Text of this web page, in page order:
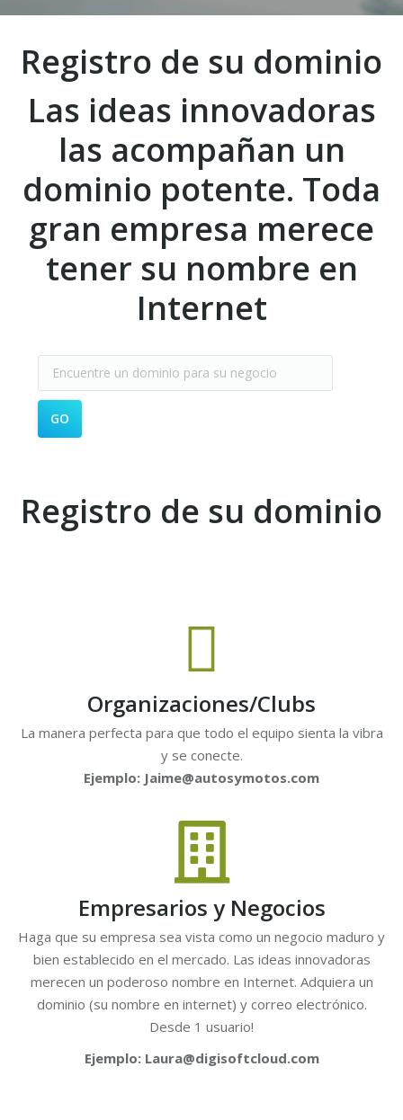
Registro de su dominio
Las ideas innovadoras
las acompañan un
dominio potente. Toda
gran empresa merece
tener su nombre en
Internet
Registro de su dominio
Organizaciones/Clubs
La manera perfecta para que todo el equipo sienta la vibra
y se conecte.
Ejemplo: Jaime@autosymotos.com
Empresarios y Negocios
Haga que su empresa sea vista como un negocio maduro y
bien establecido en el mercado. Las ideas innovadoras
merecen un poderoso nombre en Internet. Adquiera un
dominio (su nombre en internet) y correo electrónico.
Desde 1 usuario!
Ejemplo: Laura@digisoftcloud.com